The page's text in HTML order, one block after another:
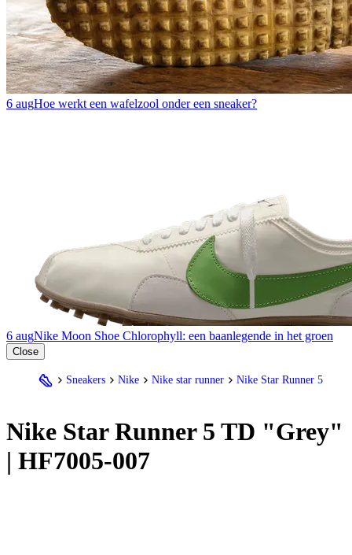
6 augHoe werkt een wafelzool onder een sneaker?
6 augNike Moon Shoe Chlorophyll: een baanlegende in het groen
Close
Sneakers Nike Nike star runner Nike Star Runner 5
Nike Star Runner 5 TD "Grey"
| HF7005-007